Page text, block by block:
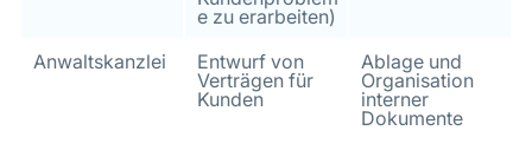
e zu erarbeiten)
Anwaltskanzlei
Entwurf von
Verträgen für
Kunden
Ablage und
Organisation
interner
Dokumente